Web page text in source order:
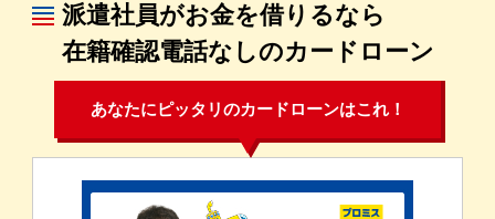
派遣社員がお金を借りるなら
在籍確認電話なしのカードローン
あなたにピッタリのカードローンはこれ！